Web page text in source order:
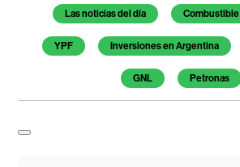
Las noticias del día Combustible
YPF Inversiones en Argentina
GNL Petronas